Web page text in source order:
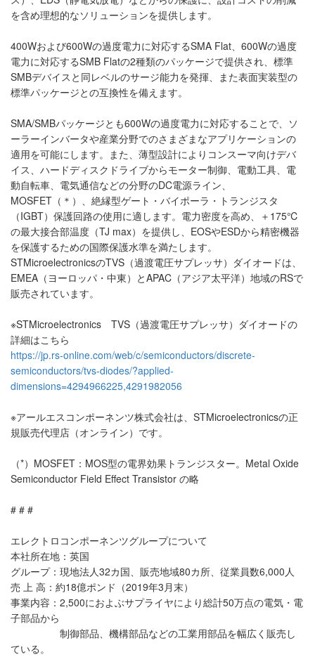
を含め理想的なソリューションを提供します。
400Wおよび600Wの過度電力に対応するSMA Flat、600Wの過度
電力に対応するSMB Flatの2種類のパッケージで提供され、標準
SMBデバイスと同レベルのサージ能力を発揮、また表面実装型の
標準パッケージとの互換性を備えます。
SMA/SMBパッケージとも600Wの過度電力に対応することで、ソ
ーラーインバータや産業分野でのさまざまなアプリケーションの
適用を可能にします。また、薄型設計によりコンスーマ向けデバ
イス、ハードディスクドライブからモーター制御、電動工具、電
動自転車、電気通信などの分野のDC電源ライン、
MOSFET（＊）、絶縁型ゲート・バイポーラ・トランジスタ
（IGBT）保護回路の使用に適します。電力密度を高め、＋175℃
の最大接合部温度（TJ max）を提供し、EOSやESDから精密機器
を保護するための国際保護水準を満たします。
STMicroelectronicsのTVS（過渡電圧サプレッサ）ダイオードは、
EMEA（ヨーロッパ・中東）とAPAC（アジア太平洋）地域のRSで
販売されています。
※STMicroelectronics TVS（過渡電圧サプレッサ）ダイオードの
詳細はこちら
https://jp.rs-online.com/web/c/semiconductors/discrete-
semiconductors/tvs-diodes/?applied-
dimensions=4294966225,4291982056
※アールエスコンポーネンツ株式会社は、STMicroelectronicsの正
規販売代理店（オンライン）です。
（*）MOSFET：MOS型の電界効果トランジスター。Metal Oxide
Semiconductor Field Effect Transistor の略
# # #
エレクトロコンポーネンツグループについて
本社所在地：英国
グループ：現地法人32カ国、販売地域80カ所、従業員数6,000人
売 上 高：約18億ポンド（2019年3月末）
事業内容：2,500におよぶサプライヤにより総計50万点の電気・電
子部品から
制御部品、機構部品などの工業用部品を幅広く販売し
ている。